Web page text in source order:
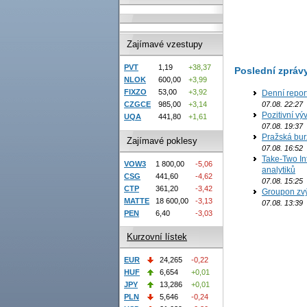
Poslední
Denní
07.08. 22:27
Pozitivní
07.08. 19:37
Pražská
07.08. 16:52
Take-Two
analytiků
07.08. 15:25
Groupon
07.08. 13:39
Zajímavé vzestupy
PVT 1,19
+38,37
NLOK
600,00
+3,99
FIXZO
53,00
+3,92
CZGCE
985,00
+3,14
UQA
441,80 +1,61
Zajímavé poklesy
VOW3 1 800,00
-5,06
CSG
441,60
-4,62
CTP
361,20
-3,42
MATTE
18 600,00
-3,13
PEN
6,40 -3,03
Kurzovní lístek
EUR 24,265
-0,22
HUF
6,654
+0,01
JPY
13,286
+0,01
PLN
5,646
-0,24